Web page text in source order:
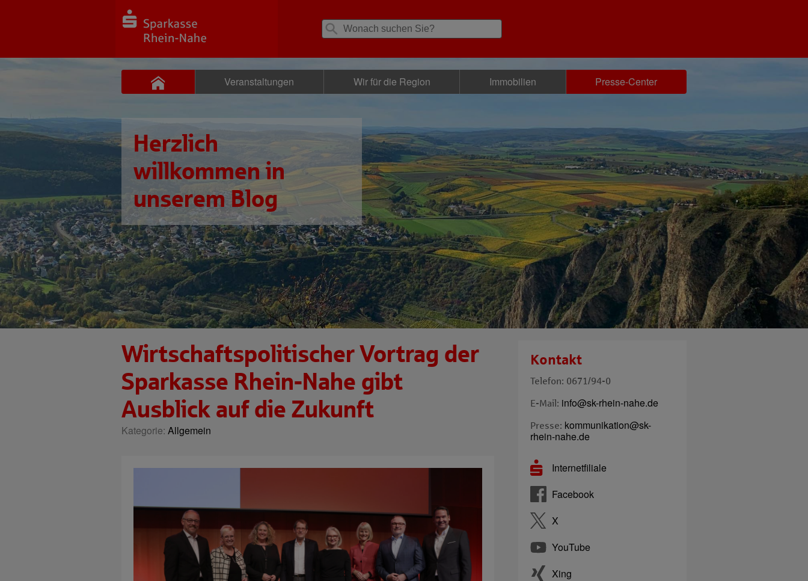
Veranstaltungen Wir für die Region Immobilien Presse-Center
Herzlich
willkommen in
unserem Blog
Wirtschaftspolitischer Vortrag der
Sparkasse Rhein-Nahe gibt
Ausblick auf die Zukunft
Kategorie: Allgemein
Kontakt
Telefon: 0671/94-0
E-Mail: info@sk-rhein-nahe.de
Presse: kommunikation@sk-
rhein-nahe.de
Internetfiliale
Facebook
X
YouTube
Xing